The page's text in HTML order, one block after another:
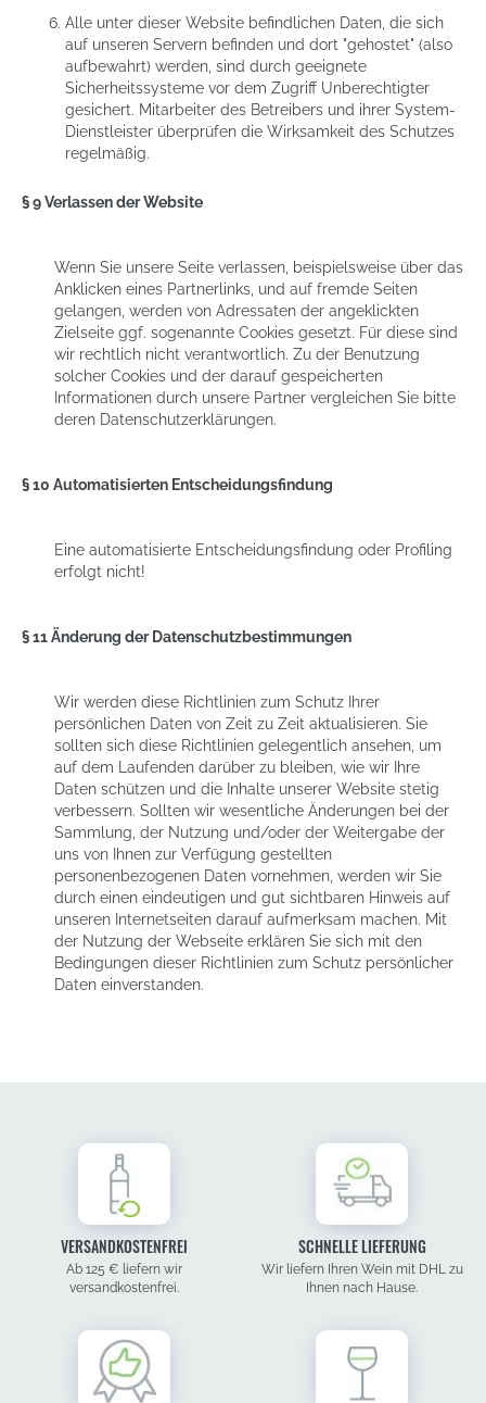
Alle unter dieser Website befindlichen Daten, die sich
auf unseren Servern befinden und dort "gehostet" (also
aufbewahrt) werden, sind durch geeignete
Sicherheitssysteme vor dem Zugriff Unberechtigter
gesichert. Mitarbeiter des Betreibers und ihrer System-
Dienstleister überprüfen die Wirksamkeit des Schutzes
regelmäßig.
§ 9 Verlassen der Website
Wenn Sie unsere Seite verlassen, beispielsweise über das
Anklicken eines Partnerlinks, und auf fremde Seiten
gelangen, werden von Adressaten der angeklickten
Zielseite ggf. sogenannte Cookies gesetzt. Für diese sind
wir rechtlich nicht verantwortlich. Zu der Benutzung
solcher Cookies und der darauf gespeicherten
Informationen durch unsere Partner vergleichen Sie bitte
deren Datenschutzerklärungen.
§ 10 Automatisierten Entscheidungsfindung
Eine automatisierte Entscheidungsfindung oder Profiling
erfolgt nicht!
§ 11 Änderung der Datenschutzbestimmungen
Wir werden diese Richtlinien zum Schutz Ihrer
persönlichen Daten von Zeit zu Zeit aktualisieren. Sie
sollten sich diese Richtlinien gelegentlich ansehen, um
auf dem Laufenden darüber zu bleiben, wie wir Ihre
Daten schützen und die Inhalte unserer Website stetig
verbessern. Sollten wir wesentliche Änderungen bei der
Sammlung, der Nutzung und/oder der Weitergabe der
uns von Ihnen zur Verfügung gestellten
personenbezogenen Daten vornehmen, werden wir Sie
durch einen eindeutigen und gut sichtbaren Hinweis auf
unseren Internetseiten darauf aufmerksam machen. Mit
der Nutzung der Webseite erklären Sie sich mit den
Bedingungen dieser Richtlinien zum Schutz persönlicher
Daten einverstanden.
VERSANDKOSTENFREI
Ab 125 € liefern wir
versandkostenfrei.
SCHNELLE LIEFERUNG
Wir liefern Ihren Wein mit DHL zu
Ihnen nach Hause.